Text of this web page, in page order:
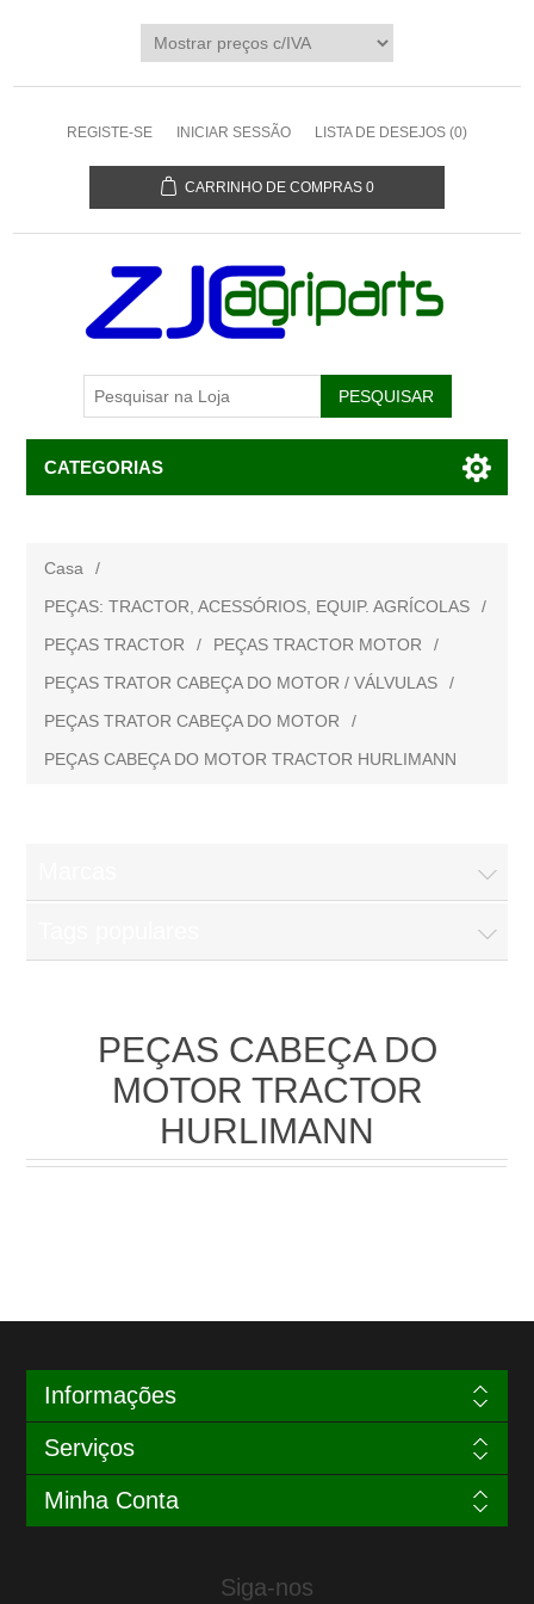
REGISTE-SE INICIAR SESSÃO LISTA DE DESEJOS (0)
CARRINHO DE COMPRAS 0
CATEGORIAS
Casa
/
PEÇAS: TRACTOR, ACESSÓRIOS, EQUIP. AGRÍCOLAS
/
PEÇAS TRACTOR
/ PEÇAS TRACTOR MOTOR
/
PEÇAS TRATOR CABEÇA DO MOTOR / VÁLVULAS
/
PEÇAS TRATOR CABEÇA DO MOTOR
/
PEÇAS CABEÇA DO MOTOR TRACTOR HURLIMANN
PEÇAS CABEÇA DO
MOTOR TRACTOR
HURLIMANN
Informações
Serviços
Minha Conta
Siga-nos